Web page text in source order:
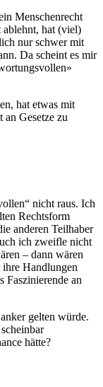
Menschenrecht
ablehnt, hat (viel)
nur schwer mit
Da scheint es mir
hat etwas mit
an Gesetze zu
nicht raus. Ich
Rechtsform
anderen Teilhaber
ich zweifle nicht
– dann wären
Handlungen
Faszinierende an
gelten würde.
hätte?